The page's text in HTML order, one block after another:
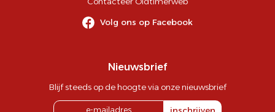
Volg ons op Facebook
Nieuwsbrief
Blijf steeds op de hoogte via onze nieuwsbrief
inschrijven